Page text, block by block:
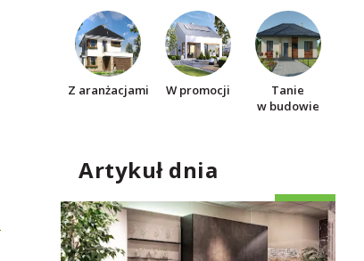
Z aranżacjami W promocji
Tanie
w budowie
Artykuł dnia